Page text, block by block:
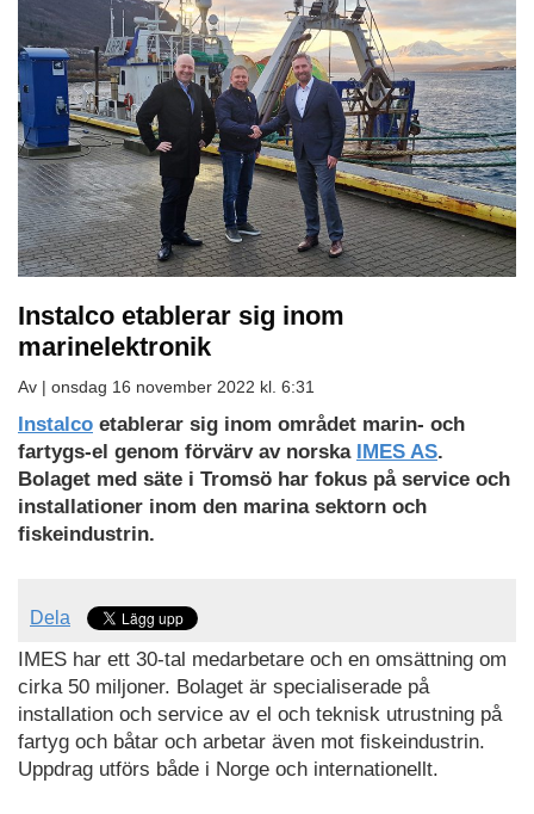
Instalco etablerar sig inom
marinelektronik
Av | onsdag 16 november 2022 kl. 6:31
Instalco etablerar sig inom området marin- och
fartygs-el genom förvärv av norska IMES AS.
Bolaget med säte i Tromsö har fokus på service och
installationer inom den marina sektorn och
fiskeindustrin.
Dela
IMES har ett 30-tal medarbetare och en omsättning om
cirka 50 miljoner. Bolaget är specialiserade på
installation och service av el och teknisk utrustning på
fartyg och båtar och arbetar även mot fiskeindustrin.
Uppdrag utförs både i Norge och internationellt.